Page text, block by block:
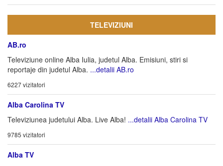
TELEVIZIUNI
AB.ro
Televiziune online Alba Iulia, judetul Alba. Emisiuni, stiri si
reportaje din judetul Alba. ...detalii AB.ro
6227 vizitatori
Alba Carolina TV
Televiziunea judetului Alba. Live Alba! ...detalii Alba Carolina TV
9785 vizitatori
Alba TV